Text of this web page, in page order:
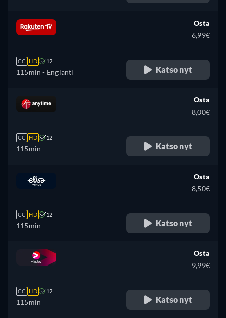
CC HD 12
115min - Englanti
Osta
6,99€
Katso nyt
CC HD 12
115min
Osta
8,00€
Katso nyt
CC HD 12
115min
Osta
8,50€
Katso nyt
CC HD 12
115min
Osta
9,99€
Katso nyt